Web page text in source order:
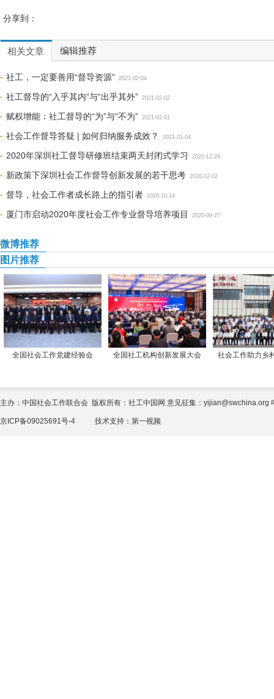
分享到：
相关文章 编辑推荐
社工，一定要善用“督导资源” 2021-02-04
社工督导的“入乎其内”与“出乎其外” 2021-02-02
赋权增能：社工督导的“为”与“不为” 2021-02-01
社会工作督导答疑 | 如何归纳服务成效？ 2021-01-04
2020年深圳社工督导研修班结束两天封闭式学习 2020-12-28
新政策下深圳社会工作督导创新发展的若干思考 2020-12-02
督导，社会工作者成长路上的指引者 2020-10-14
厦门市启动2020年度社会工作专业督导培养项目 2020-09-27
微博推荐
图片推荐
全国社会工作党建经验会 全国社工机构创新发展大会 社会工作助力乡
主办：中国社会工作联合会 版权所有：社工中国网 意见征集：yijian@swchina.org
京ICP备09025691号-4 技术支持： 第一视频